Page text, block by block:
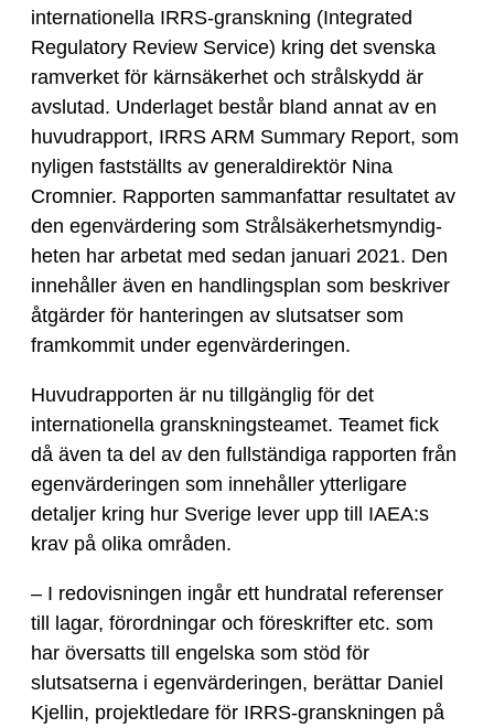
internationella IRRS-granskning (Integrated
Regulatory Review Service) kring det svenska
ramverket för kärnsäkerhet och strålskydd är
avslutad. Underlaget består bland annat av en
huvudrapport, IRRS ARM Summary Report, som
nyligen fastställts av generaldirektör Nina
Cromnier. Rapporten sammanfattar resultatet av
den egenvärdering som Strålsäkerhets­myndig­
heten har arbetat med sedan januari 2021. Den
innehåller även en handlingsplan som beskriver
åtgärder för hanteringen av slutsatser som
framkommit under egenvärderingen.
Huvudrapporten är nu tillgänglig för det
internationella granskningsteamet. Teamet fick
då även ta del av den fullständiga rapporten från
egenvärderingen som innehåller ytterligare
detaljer kring hur Sverige lever upp till IAEA:s
krav på olika områden.
– I redovisningen ingår ett hundratal referenser
till lagar, förordningar och föreskrifter etc. som
har översatts till engelska som stöd för
slutsatserna i egenvärderingen, berättar Daniel
Kjellin, projektledare för IRRS-granskningen på